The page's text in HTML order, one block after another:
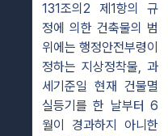
131조의2 제1항의 규
정에 의한 건축물의 범
위에는 행정안전부령이
정하는 지상정착물, 과
세기준일 현재 건물멸
실등기를 한 날부터 6
월이 경과하지 아니한